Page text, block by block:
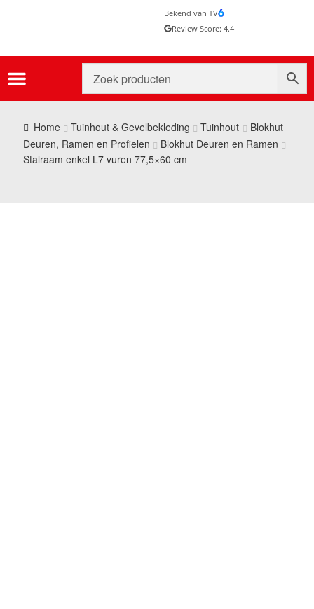
Bekend van TV
Review Score: 4.4
Home Tuinhout & Gevelbekleding Tuinhout
Blokhut
Deuren, Ramen en Profielen
Blokhut Deuren en Ramen
Stalraam enkel L7 vuren 77,5×60 cm